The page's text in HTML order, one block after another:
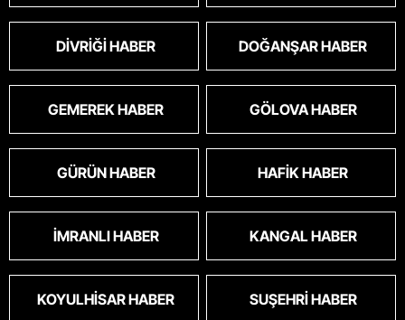
DIVRIĞI HABER DOĞANŞAR HABER
GEMEREK HABER GÖLOVA HABER
GÜRÜN HABER HAFIK HABER
İMRANLI HABER KANGAL HABER
KOYULHISAR HABER SUŞEHRI HABER